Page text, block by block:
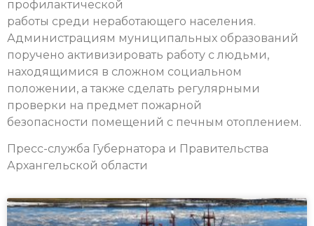
профилактической
работы среди неработающего населения.
Администрациям муниципальных образований
поручено активизировать работу с людьми,
находящимися в сложном социальном
положении, а также сделать регулярными
проверки на предмет пожарной
безопасности помещений с печным отоплением.
Пресс-служба Губернатора и Правительства
Архангельской области